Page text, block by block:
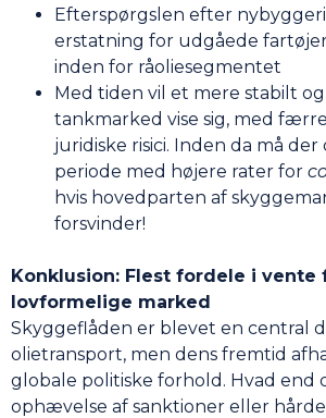
Efterspørgslen efter
erstatning for udgåede
inden for råoliesegmentet
Med tiden vil et mere stabilt
tankmarked vise sig, med
juridiske risici. Inden da må
periode med højere rater for
hvis hovedparten af
forsvinder!
Konklusion: Flest fordele i vente
lovformelige marked
Skyggeflåden er blevet en central
olietransport, men dens fremtid
globale politiske forhold. Hvad end
ophævelse af sanktioner eller